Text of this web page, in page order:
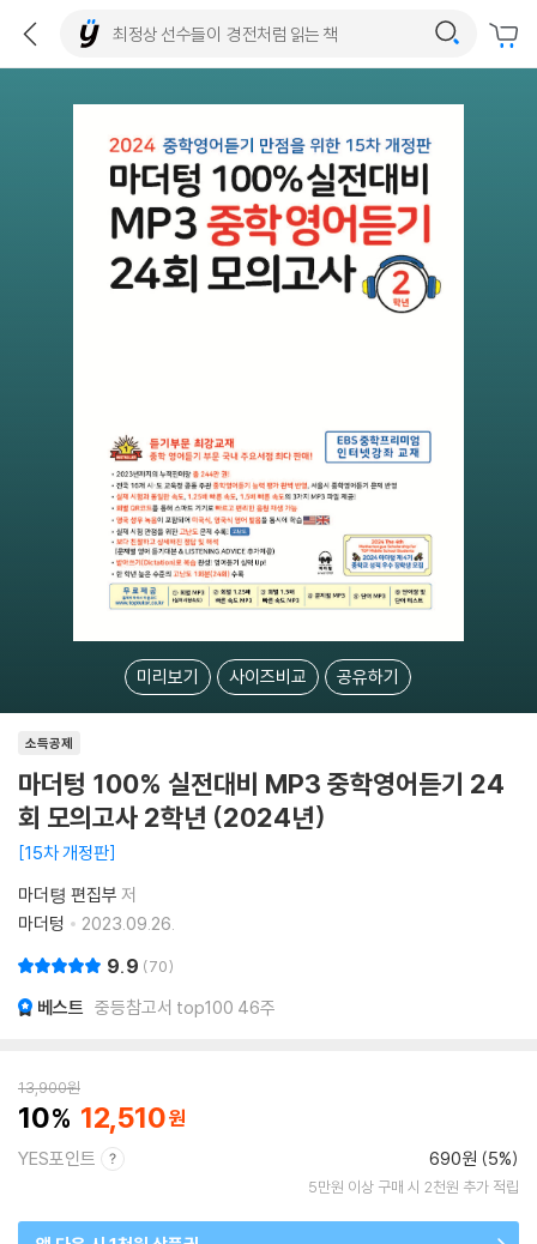
미리보기 사이즈비교 공유하기
소득공제
마더텅 100% 실전대비 MP3 중학영어듣기 24
회 모의고사 2학년 (2024년)
15차 개정판
마더텽 편집부 저
마더텅
2023.09.26.
9.9 70
베스트 중등참고서 top100 46주
13,900원
10 12,510
YES포인트 690원 (5%)
5만원 이상 구매 시 2천원 추가 적립